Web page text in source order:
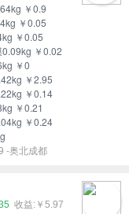
￥0.9
￥0.05
￥0.05
￥0.02
￥0
￥2.95
￥0.14
￥0.21
￥0.24
-奥北成都
￥5.97